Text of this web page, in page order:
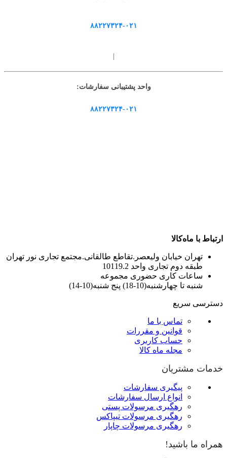
۸۸۲۲۷۳۲۴-۰۲۱
واحد پشتیبانی سفارشات:
۸۸۲۲۷۳۲۴-۰۲۱
ارتباط با ماه‌کالا
تهران خیابان ولیعصر.تقاطع طالقانی.مجتمع تجاری نور تهران
طبقه دوم تجاری واحد 10119.2
ساعات کاری حضوری مجموعه
شنبه تا چهارشنبه(10-18) پنج شنبه(10-14)
دسترسی سریع
تماس با ما
قوانین و مقررات
حساب کاربری
مجله ماه کالا
خدمات مشتریان
پیگیری سفارشات
انواع ارسال سفارشات
رهگیری مرسولات پستی
رهگیری مرسولات تیپاکس
رهگیری مرسولات چاپار
همراه ما باشید!